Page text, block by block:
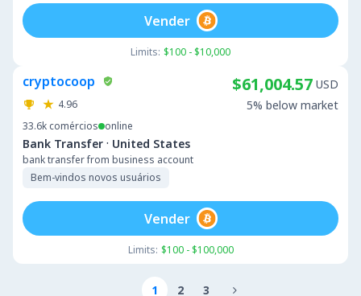
Limits: $100 - $10,000
Vender
cryptocoop
4.96
33.6k comércios online
Bank Transfer · United States
bank transfer from business account
Bem-vindos novos usuários
$61,004.57 USD
5% below market
Limits: $100 - $100,000
Vender
1 2 3 